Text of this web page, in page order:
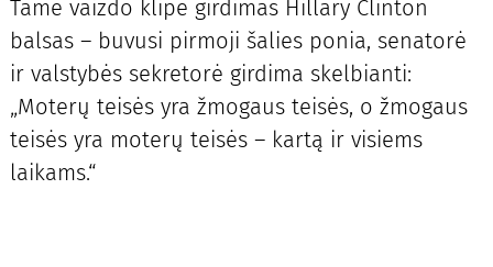
Tame vaizdo klipe girdimas Hillary Clinton
balsas – buvusi pirmoji šalies ponia, senatorė
ir valstybės sekretorė girdima skelbianti:
„Moterų teisės yra žmogaus teisės, o žmogaus
teisės yra moterų teisės – kartą ir visiems
laikams.“